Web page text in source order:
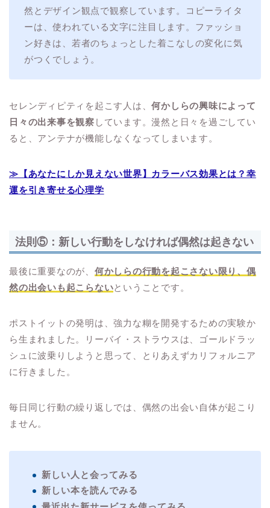
然とデザイン観点で観察しています。コピーライタ
ーは、使われている文字に注目します。ファッショ
ン好きは、若者のちょっとした着こなしの変化に気
がつくでしょう。
セレンディピティを起こす人は、何かしらの興味によって
日々の出来事を観察 しています。漫然と日々を過ごしてい
ると、アンテナが機能しなくなってしまいます。
≫【あなたにしか見えない世界】カラーバス効果とは？幸
運を引き寄せる心理学
法則⑤：新しい行動をしなければ偶然は起きない
最後に重要なのが、 何かしらの行動を起こさない限り、偶
然の出会いも起こらないということです。
ポストイットの発明は、強力な糊を開発するための実験か
ら生まれました。リーバイ・ストラウスは、ゴールドラッ
シュに波乗りしようと思って、とりあえずカリフォルニア
に行きました。
毎日同じ行動の繰り返しでは、偶然の出会い自体が起こり
ません。
新しい人と会ってみる
新しい本を読んでみる